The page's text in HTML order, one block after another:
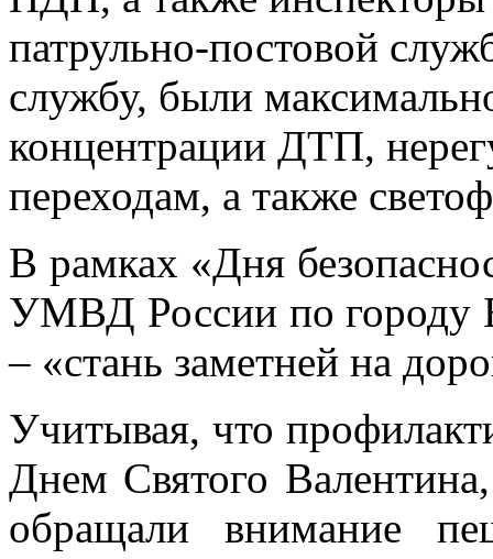
патрульно-постовой
службу, были
концентрации ДТП,
переходам, а также
В рамках «Дня
УМВД России по городу
– «стань заметней на
Учитывая, что
Днем Святого
обращали внимание